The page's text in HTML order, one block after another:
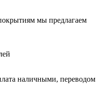
мы предлагаем
наличными, переводом